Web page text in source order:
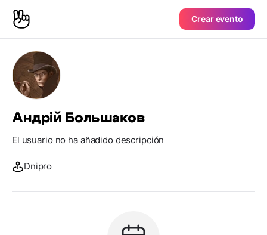
Crear evento
Андрій Большаков
El usuario no ha añadido descripción
Dnipro